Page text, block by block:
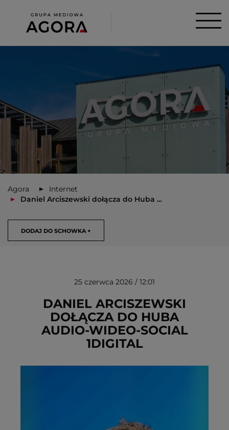
Agora
Internet
Daniel Arciszewski dołącza do Huba ...
DODAJ DO SCHOWKA +
USUŃ ZE SCHOWKA
25 czerwca 2026 / 12:01
DANIEL ARCISZEWSKI
DOŁĄCZA DO HUBA
AUDIO‑WIDEO‑SOCIAL
1DIGITAL